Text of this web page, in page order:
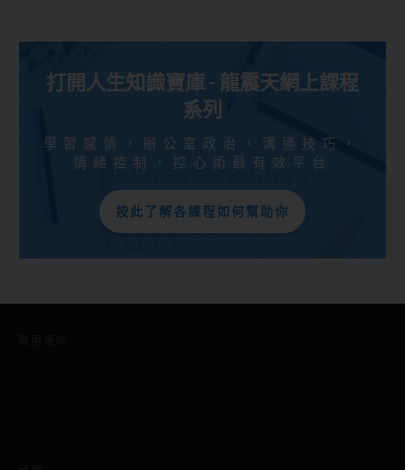
打開人生知識寶庫 - 龍震天網上課程
系列
學習感情，辦公室政治，溝通技巧，
情緒控制，控心術最有效平台
按此了解各課程如何幫助你